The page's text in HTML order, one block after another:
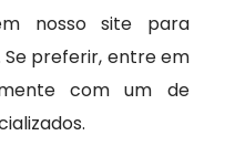
nosso site para
preferir, entre em
com um de